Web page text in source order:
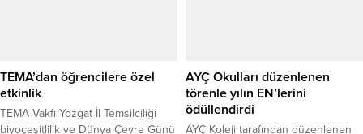
TEMA’dan öğrencilere özel
etkinlik
TEMA Vakfı Yozgat İl Temsilciliği
biyoçeşitlilik ve Dünya Çevre Günü
AYÇ Okulları düzenlenen
törenle yılın EN’lerini
ödüllendirdi
AYÇ Koleji tarafından düzenlenen